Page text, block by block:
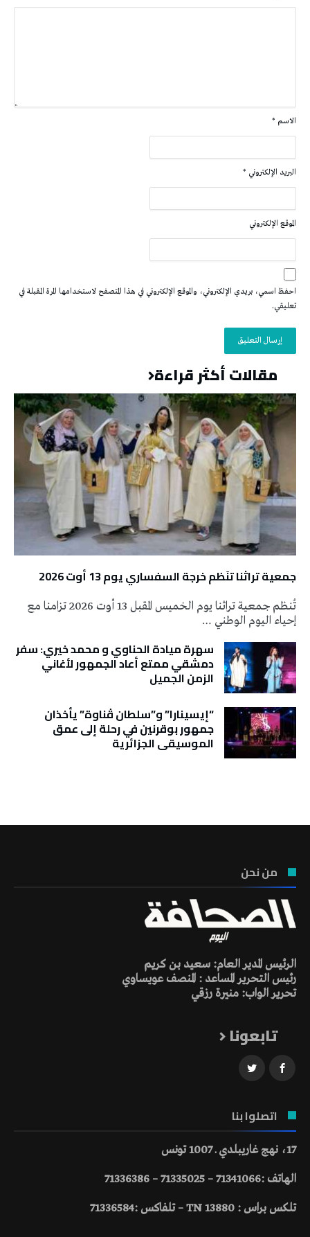
الاسم *
البريد الإلكتروني *
الموقع الإلكتروني
احفظ اسمي، بريدي الإلكتروني، والموقع الإلكتروني في هذا المتصفح لاستخدامها المرة المقبلة في
تعليقي.
مقالات أكثر قراءة
جمعية تراثنا تنَظم خرجة السفساري يوم 13 أوت 2026
تُنظم جمعية تراثنا يوم الخميس المقبل 13 أوت 2026 تزامنا مع
إحياء اليوم الوطني …
سهرة ميادة الحناوي و محمد خيري: سفر
دمشقي ممتع أعاد الجمهور لأغاني
الزمن الجميل
“إيسينارا” و”سلطان ڤناوة” يأخذان
جمهور بوقرنين في رحلة إلى عمق
الموسيقى الجزائرية
من نحن
الرئيس المدير العام: سعيد بن كريم
رئيس التحرير المساعد : المنصف عويساوي
تحرير الواب: منيرة رزقي
تابعونا
اتصلوا بنا
17، نهج غاريبلدي ـ 1007 تونس
الهاتف :71341066 – 71335025 – 71336386
تلكس براس : 13880 TN – تلفاكس :71336584